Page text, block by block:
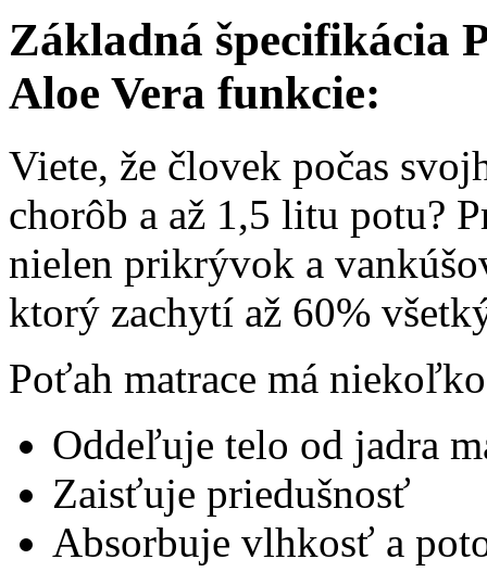
Základná špecifikácia
Aloe Vera funkcie:
Viete, že človek počas
chorôb a až 1,5 litu potu?
nielen prikrývok a
ktorý zachytí až 60%
Poťah matrace má
Oddeľuje telo od jadra
Zaisťuje priedušnosť
Absorbuje vlhkosť a